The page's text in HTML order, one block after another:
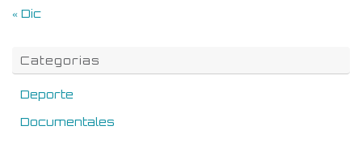
« Dic
Categorias
Deporte
Documentales